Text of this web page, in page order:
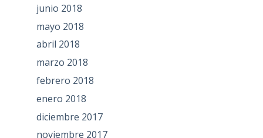
junio 2018
mayo 2018
abril 2018
marzo 2018
febrero 2018
enero 2018
diciembre 2017
noviembre 2017